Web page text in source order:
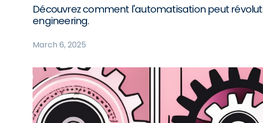
Découvrez comment l'automatisation peut
engineering.
March 6, 2025